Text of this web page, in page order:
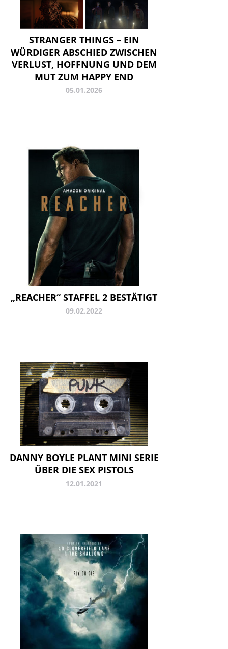
STRANGER THINGS – EIN
WÜRDIGER ABSCHIED ZWISCHEN
VERLUST, HOFFNUNG UND DEM
MUT ZUM HAPPY END
05.01.2026
„REACHER“ STAFFEL 2 BESTÄTIGT
09.02.2022
DANNY BOYLE PLANT MINI SERIE
ÜBER DIE SEX PISTOLS
12.01.2021